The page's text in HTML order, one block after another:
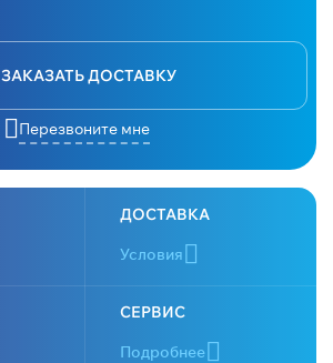
ЗАКАЗАТЬ ДОСТАВКУ
Перезвоните мне
ДОСТАВКА
Условия
СЕРВИС
Подробнее